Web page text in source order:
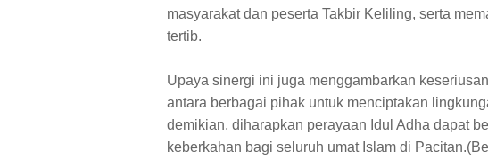
masyarakat dan peserta Takbir Keliling, serta
tertib.
Upaya sinergi ini juga menggambarkan
antara berbagai pihak untuk menciptakan
demikian, diharapkan perayaan Idul Adha dapat
keberkahan bagi seluruh umat Islam di